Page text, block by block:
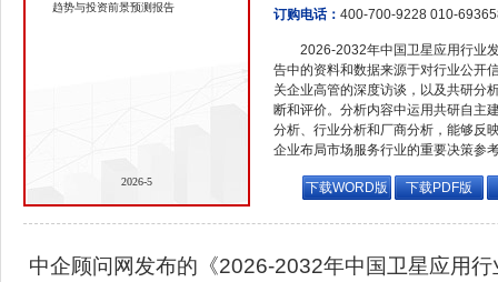
趋势与投资前景预测报告
2026-5
订购电话： 400-700-9228 010-
2026-2032年中国卫星应用行业
告中的资料和数据来源于对行业公开
关企业高管的深度访谈，以及共研分
断和评价。分析内容中运用共研自主
分析、行业分析和厂商分析，能够反
企业布局市场服务行业的重要决策参
下载WORD版 下载PDF版
中企顾问网发布的《2026-2032年中国卫星应用